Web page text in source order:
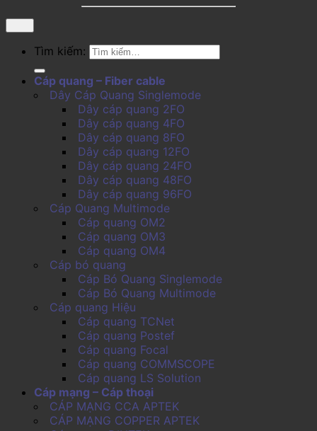
Tìm kiếm:
Cáp quang – Fiber cable
Dây Cáp Quang Singlemode
Dây cáp quang 2FO
Dây cáp quang 4FO
Dây cáp quang 8FO
Dây cáp quang 12FO
Dây cáp quang 24FO
Dây cáp quang 48FO
Dây cáp quang 96FO
Cáp Quang Multimode
Cáp quang OM2
Cáp quang OM3
Cáp quang OM4
Cáp bó quang
Cáp Bó Quang Singlemode
Cáp Bó Quang Multimode
Cáp quang Hiệu
Cáp quang TCNet
Cáp quang Postef
Cáp quang Focal
Cáp quang COMMSCOPE
Cáp quang LS Solution
Cáp mạng – Cáp thoại
CÁP MẠNG CCA APTEK
CÁP MẠNG COPPER APTEK